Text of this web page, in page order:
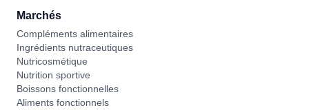
Marchés
Compléments alimentaires
Ingrédients nutraceutiques
Nutricosmétique
Nutrition sportive
Boissons fonctionnelles
Aliments fonctionnels